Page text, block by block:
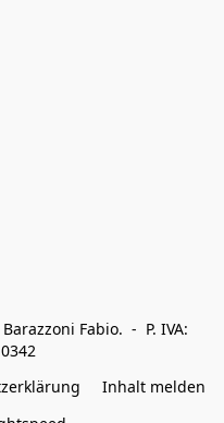
Fabio.  -  P. IVA:
Inhalt melden